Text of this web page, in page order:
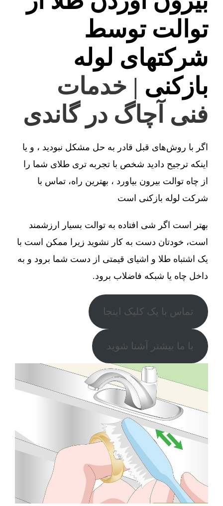
توالت توسط
شرکتهای لوله
بازکنی | خدمات
فنی آچاگ در گاندی
اگر با روش‌های قبل قادر به حل مشکل نبودید ، و یا
اینکه ترجیح دادید شخص با تجربه تری طلای شما را
از چاه توالت بیرون بیاورد ، بهترین راه، تماس با
شرکت لوله بازکنی است
بهتر است اگر شی افتاده به توالت بسیار ارزشمند
است، خودتان دست به کار نشوید زیرا ممکن است با
یک اشتباه طلا و اشیای قیمتی از دست شما برود و به
داخل چاه یا شبکه فاضلاب برود.
تماس با یک کلیک اینجا
با ما بیشتر آشنا شوید